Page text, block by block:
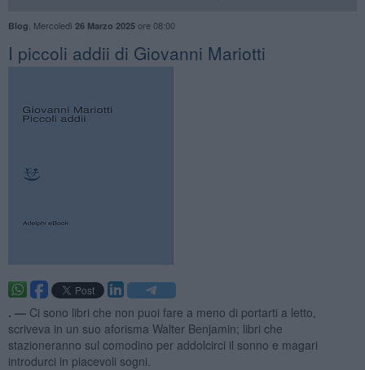
Blog Mercoledì 26 Marzo 2025ore 08:00
​I piccoli addii di Giovanni Mariotti
. — Ci sono libri che non puoi fare a meno di portarti a letto,
scriveva in un suo aforisma Walter Benjamin; libri che
stazioneranno sul comodino per addolcirci il sonno e magari
introdurci in piacevoli sogni.